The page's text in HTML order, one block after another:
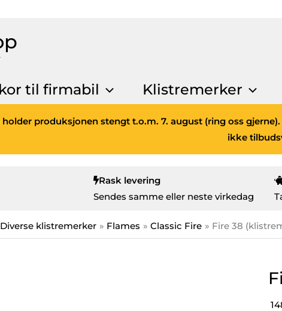
til firmabil Klistremerker
produksjonen stengt t.o.m. 7. august (ring oss
ikke
Rask levering
Sendes samme eller neste virkedag
Diverse klistremerker Flames Classic Fire Fire 38